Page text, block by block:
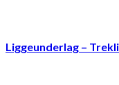
Liggeunderlag –